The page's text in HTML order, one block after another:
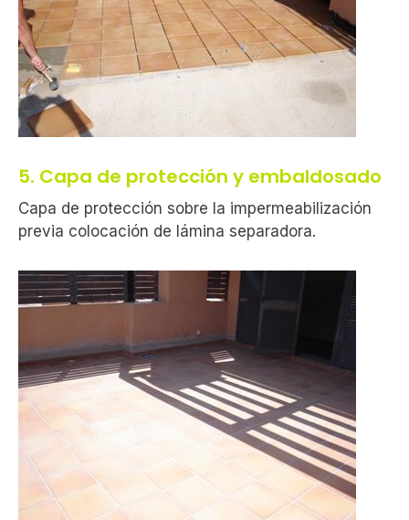
5. Capa de protección y embaldosado
Capa de protección sobre la impermeabilización
previa colocación de lámina separadora.